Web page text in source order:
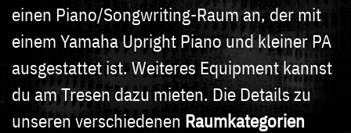
einen Piano/Songwriting-Raum an, der mit
einem Yamaha Upright Piano und kleiner PA
ausgestattet ist. Weiteres Equipment kannst
du am Tresen dazu mieten. Die Details zu
unseren verschiedenen Raumkategorien